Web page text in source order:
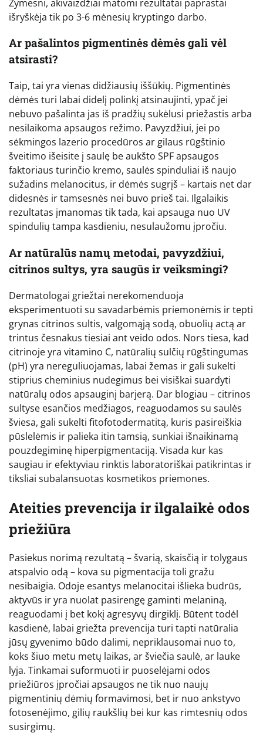
Žymesni, akivaizdžiai matomi rezultatai paprastai
išryškėja tik po 3-6 mėnesių kryptingo darbo.
Ar pašalintos pigmentinės dėmės gali vėl
atsirasti?
Taip, tai yra vienas didžiausių iššūkių. Pigmentinės
dėmės turi labai didelį polinkį atsinaujinti, ypač jei
nebuvo pašalinta jas iš pradžių sukėlusi priežastis arba
nesilaikoma apsaugos režimo. Pavyzdžiui, jei po
sėkmingos lazerio procedūros ar gilaus rūgštinio
šveitimo išeisite į saulę be aukšto SPF apsaugos
faktoriaus turinčio kremo, saulės spinduliai iš naujo
sužadins melanocitus, ir dėmės sugrįš – kartais net dar
didesnės ir tamsesnės nei buvo prieš tai. Ilgalaikis
rezultatas įmanomas tik tada, kai apsauga nuo UV
spindulių tampa kasdieniu, nesulaužomu įpročiu.
Ar natūralūs namų metodai, pavyzdžiui,
citrinos sultys, yra saugūs ir veiksmingi?
Dermatologai griežtai nerekomenduoja
eksperimentuoti su savadarbėmis priemonėmis ir tepti
grynas citrinos sultis, valgomąją sodą, obuolių actą ar
trintus česnakus tiesiai ant veido odos. Nors tiesa, kad
citrinoje yra vitamino C, natūralių sulčių rūgštingumas
(pH) yra nereguliuojamas, labai žemas ir gali sukelti
stiprius cheminius nudegimus bei visiškai suardyti
natūralų odos apsauginį barjerą. Dar blogiau – citrinos
sultyse esančios medžiagos, reaguodamos su saulės
šviesa, gali sukelti fitofotodermatitą, kuris pasireiškia
pūslelėmis ir palieka itin tamsią, sunkiai išnaikinamą
pouzdegiminę hiperpigmentaciją. Visada kur kas
saugiau ir efektyviau rinktis laboratoriškai patikrintas ir
tiksliai subalansuotas kosmetikos priemones.
Ateities prevencija ir ilgalaikė odos
priežiūra
Pasiekus norimą rezultatą – švarią, skaisčią ir tolygaus
atspalvio odą – kova su pigmentacija toli gražu
nesibaigia. Odoje esantys melanocitai išlieka budrūs,
aktyvūs ir yra nuolat pasirengę gaminti melaniną,
reaguodami į bet kokį agresyvų dirgiklį. Būtent todėl
kasdienė, labai griežta prevencija turi tapti natūralia
jūsų gyvenimo būdo dalimi, nepriklausomai nuo to,
koks šiuo metu metų laikas, ar šviečia saulė, ar lauke
lyja. Tinkamai suformuoti ir puoselėjami odos
priežiūros įpročiai apsaugos ne tik nuo naujų
pigmentinių dėmių formavimosi, bet ir nuo ankstyvo
fotosenėjimo, gilių raukšlių bei kur kas rimtesnių odos
susirgimų.